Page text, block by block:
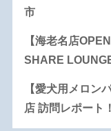
市
【海老名店
SHARE
【愛犬用メロン
店 訪問レポート！